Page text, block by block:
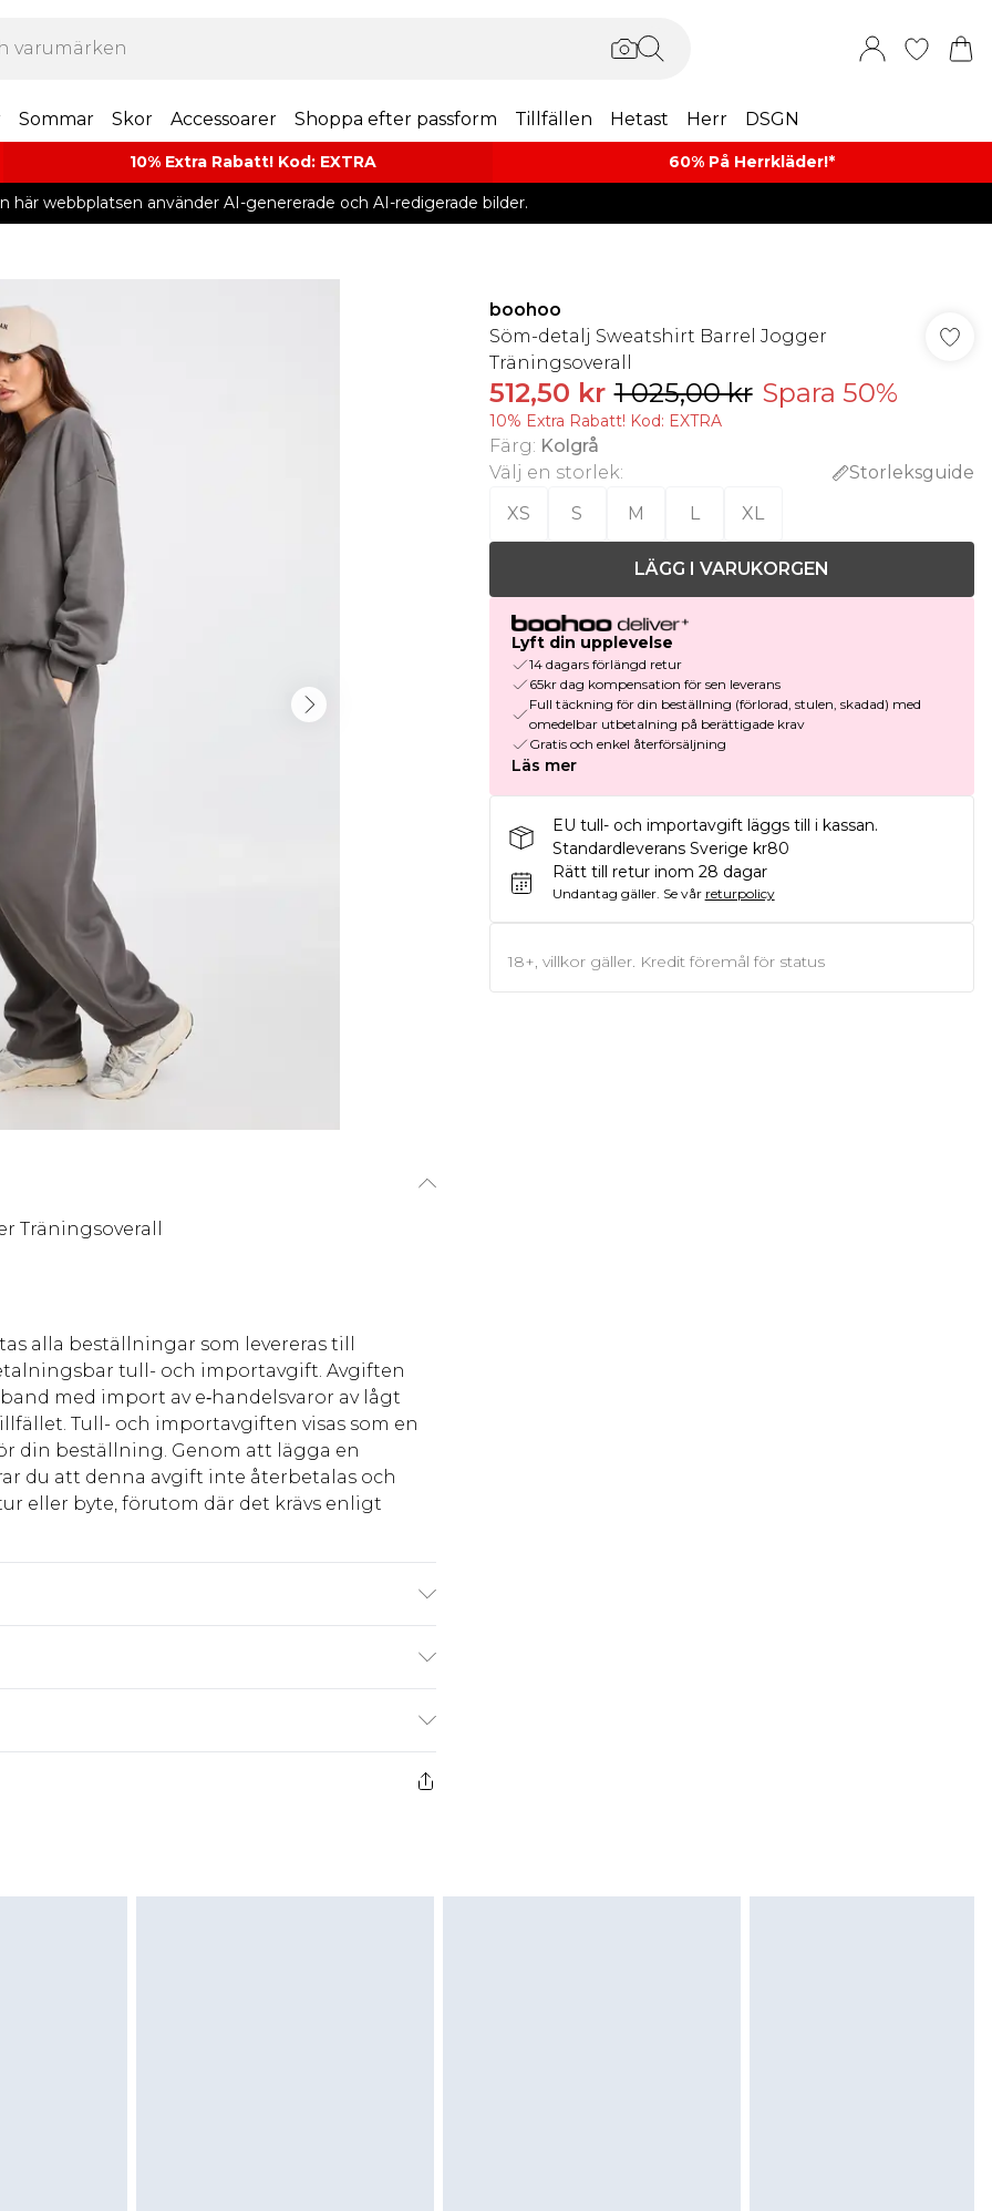
Sommar Skor Accessoarer Shoppa efter passform Tillfällen Hetast Herr DSGN
10% Extra Rabatt! Kod: EXTRA 60% På Herrkläder!*​
här webbplatsen använder AI-genererade och AI-redigerade bilder.
Träningsoverall
alla beställningar som levereras till
tull- och importavgift. Avgiften
med import av e‑handelsvaror av lågt
Tull- och importavgiften visas som en
din beställning. Genom att lägga en
du att denna avgift inte återbetalas och
eller byte, förutom där det krävs enligt
kr80
kr239
badkläder eller underkläder om
boohoo
Söm-detalj Sweatshirt Barrel Jogger
Träningsoverall
512,50 kr 1 025,00 kr Spara 50%
10% Extra Rabatt! Kod: EXTRA
Färg: Kolgrå
Välj en storlek:
Storleksguide
XS
S M L XL
LÄGG I VARUKORGEN
Lyft din upplevelse
14 dagars förlängd retur
65kr dag kompensation för sen leverans
Full täckning för din beställning (förlorad, stulen, skadad) med
omedelbar utbetalning på berättigade krav
Gratis och enkel återförsäljning
Läs mer
EU tull- och importavgift läggs till i kassan.
Standardleverans Sverige kr80
Rätt till retur inom 28 dagar
Undantag gäller. Se vår returpolicy
18+, villkor gäller. Kredit föremål för status